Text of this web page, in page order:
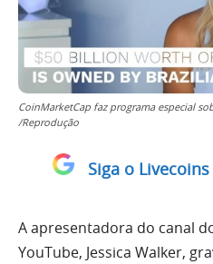
CoinMarketCap faz programa especial
/Reprodução
Siga o
A apresentadora do canal
YouTube, Jessica Walker,